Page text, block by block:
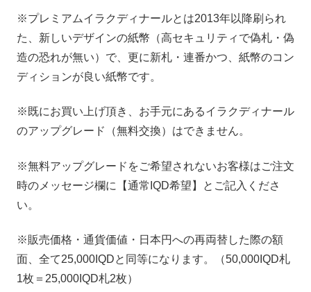
※プレミアムイラクディナールとは2013年以降刷られ
た、新しいデザインの紙幣（高セキュリティで偽札・偽
造の恐れが無い）で、更に新札・連番かつ、紙幣のコン
ディションが良い紙幣です。
※既にお買い上げ頂き、お手元にあるイラクディナール
のアップグレード（無料交換）はできません。
※無料アップグレードをご希望されないお客様はご注文
時のメッセージ欄に【通常IQD希望】とご記入くださ
い。
※販売価格・通貨価値・日本円への再両替した際の額
面、全て25,000IQDと同等になります。（50,000IQD札
1枚＝25,000IQD札2枚）